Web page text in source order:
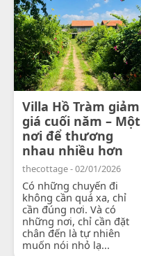
Villa Hồ Tràm giảm
giá cuối năm – Một
nơi để thương
nhau nhiều hơn
thecottage - 02/01/2026
Có những chuyến đi
không cần quá xa, chỉ
cần đúng nơi. Và có
những nơi, chỉ cần đặt
chân đến là tự nhiên
muốn nói nhỏ lạ...